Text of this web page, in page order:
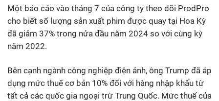
Một báo cáo vào tháng 7 của công ty theo dõi ProdPro
cho biết số lượng sản xuất phim được quay tại Hoa Kỳ
đã giảm 37% trong nửa đầu năm 2024 so với cùng kỳ
năm 2022.
Bên cạnh ngành công nghiệp điện ảnh, ông Trump đã áp
dụng mức thuế cơ bản 10% đối với hàng nhập khẩu từ
tất cả các quốc gia ngoại trừ Trung Quốc. Mức thuế của